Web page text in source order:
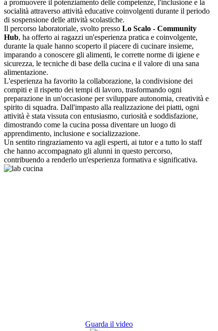
a promuovere il potenziamento delle competenze, l'inclusione e la
socialità attraverso attività educative coinvolgenti durante il periodo
di sospensione delle attività scolastiche.
Il percorso laboratoriale, svolto presso Lo Scalo - Community
Hub, ha offerto ai ragazzi un'esperienza pratica e coinvolgente,
durante la quale hanno scoperto il piacere di cucinare insieme,
imparando a conoscere gli alimenti, le corrette norme di igiene e
sicurezza, le tecniche di base della cucina e il valore di una sana
alimentazione.
L'esperienza ha favorito la collaborazione, la condivisione dei
compiti e il rispetto dei tempi di lavoro, trasformando ogni
preparazione in un'occasione per sviluppare autonomia, creatività e
spirito di squadra. Dall'impasto alla realizzazione dei piatti, ogni
attività è stata vissuta con entusiasmo, curiosità e soddisfazione,
dimostrando come la cucina possa diventare un luogo di
apprendimento, inclusione e socializzazione.
Un sentito ringraziamento va agli esperti, ai tutor e a tutto lo staff
che hanno accompagnato gli alunni in questo percorso,
contribuendo a renderlo un'esperienza formativa e significativa.
Guarda il video